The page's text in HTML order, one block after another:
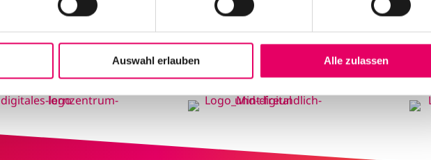
Auswahl erlauben Alle zulassen